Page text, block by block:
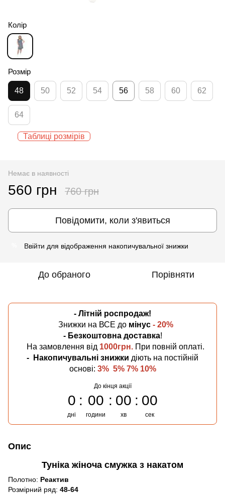
Колір
Розмір
48 50 52 54 56 58 60 62
64
Таблиці розмірів
Немає в наявності
560 грн 760 грн
Повідомити, коли з'явиться
Ввійти для відображення накопичувальної знижки
До обраного Порівняти
- Літній роспродаж!
Знижки на ВСЕ до мінус - 20%
- Безкоштовна доставка!
На замовлення від 1000грн. При повній оплаті.
-
Накопичувальні знижки діють на постійній
основі: 3% 5% 7% 10%
До кінця акції
0
дні
00
години
00
хв
00
сек
Опис
Туніка жіноча смужка з накатом
Полотно: Реактив
Розмірний ряд: 48-64